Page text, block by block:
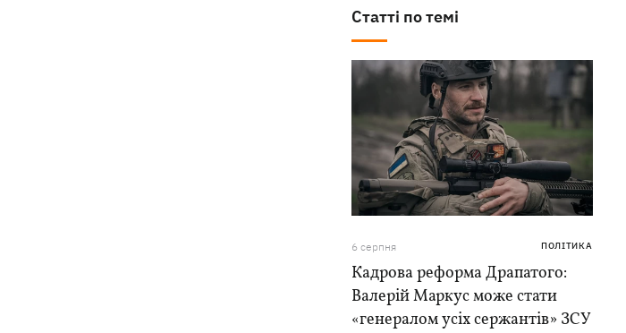
Статті по темі
6 серпня ПОЛІТИКА
Кадрова реформа Драпатого:
Валерій Маркус може стати
«генералом усіх сержантів» ЗСУ